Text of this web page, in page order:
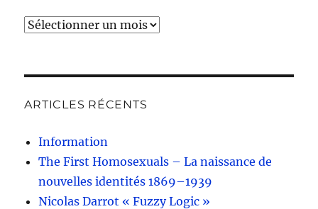
Archives
ARTICLES RÉCENTS
Information
The First Homosexuals – La naissance de
nouvelles identités 1869–1939
Nicolas Darrot « Fuzzy Logic »